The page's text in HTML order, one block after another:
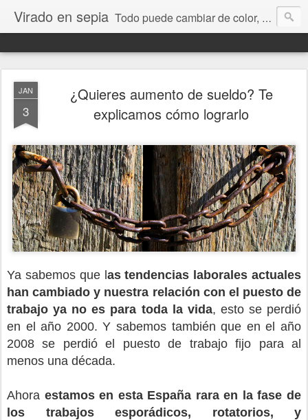
Virado en sepia Todo puede cambiar de color, depende de nosotros y de nuestra capacidad para aprender a mirar. Hablamos de sociedad, economía, empresa, política, RRHH, formación. De Historia reciente, de educación y de temas sociales.
JAN
3
¿Quieres aumento de sueldo? Te
explicamos cómo lograrlo
Ya sabemos que las tendencias laborales actuales
han cambiado y nuestra relación con el puesto de
trabajo ya no es para toda la vida, esto se perdió
en el año 2000. Y sabemos también que en el año
2008 se perdió el puesto de trabajo fijo para al
menos una década.
Ahora estamos en esta España rara en la fase de
los trabajos esporádicos, rotatorios, y